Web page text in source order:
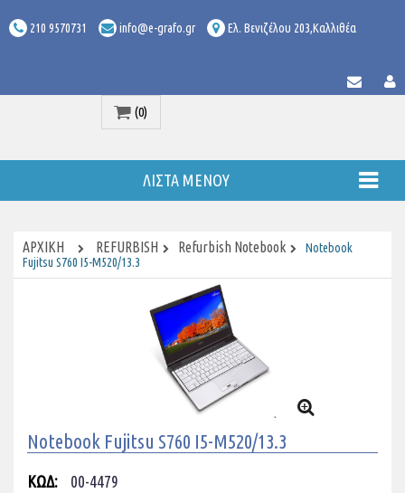
210 9570731 info@e-grafo.gr Ελ. Βενιζέλου 203,Καλλιθέα
(0)
ΛΊΣΤΑ ΜΕΝΟΎ
ΑΡΧΙΚΉ REFURBISH Refurbish Notebook
Notebook
Fujitsu S760 I5-M520/13.3
Notebook Fujitsu S760 I5-M520/13.3
ΚΩΔ: 00-4479